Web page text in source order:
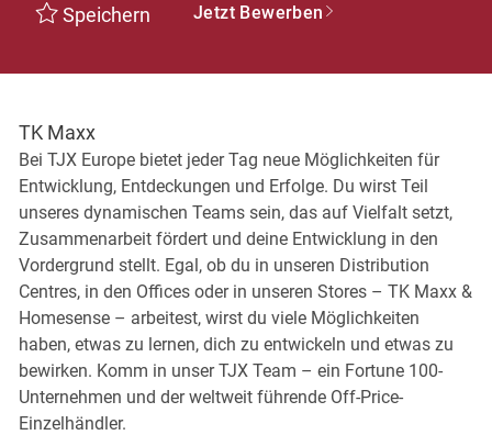
Speichern Jetzt Bewerben
TK Maxx
Bei TJX Europe bietet jeder Tag neue Möglichkeiten für
Entwicklung, Entdeckungen und Erfolge. Du wirst Teil
unseres dynamischen Teams sein, das auf Vielfalt setzt,
Zusammenarbeit fördert und deine Entwicklung in den
Vordergrund stellt. Egal, ob du in unseren Distribution
Centres, in den Offices oder in unseren Stores – TK Maxx &
Homesense – arbeitest, wirst du viele Möglichkeiten
haben, etwas zu lernen, dich zu entwickeln und etwas zu
bewirken. Komm in unser TJX Team – ein Fortune 100-
Unternehmen und der weltweit führende Off-Price-
Einzelhändler.